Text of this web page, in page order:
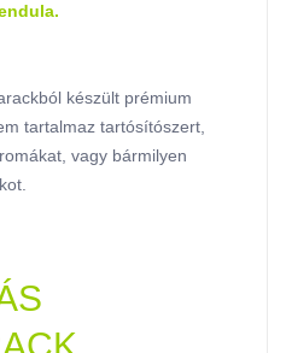
készült prémium
tartalmaz tartósítószert,
vagy bármilyen